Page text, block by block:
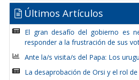
Últimos Artículos
El gran desafío del gobierno es
responder a la frustración de sus
Ante la/s visita/s del Papa: Los
La desaprobación de Orsi y el rol